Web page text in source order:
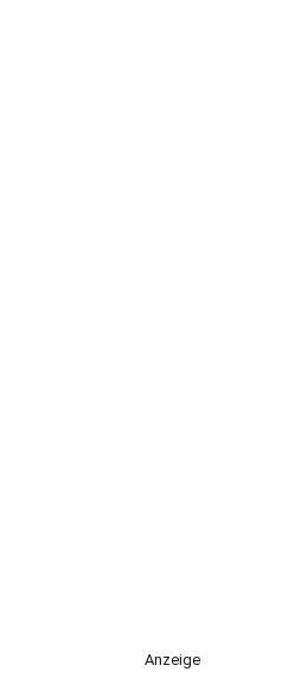
Anzeige